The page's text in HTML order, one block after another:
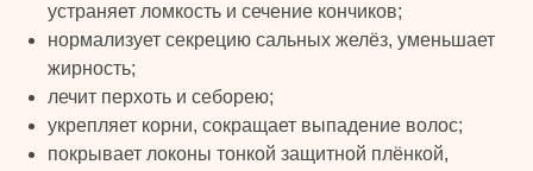
устраняет ломкость и сечение кончиков;
нормализует секрецию сальных желёз, уменьшает
жирность;
лечит перхоть и себорею;
укрепляет корни, сокращает выпадение волос;
покрывает локоны тонкой защитной плёнкой,